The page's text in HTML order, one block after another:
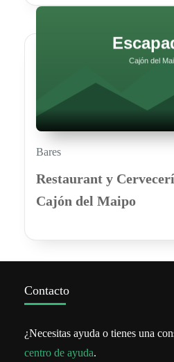
Bares
Restaurant y
Cajón del Maipo
Contacto
¿Necesitas ayuda o tienes una
centro de ayuda.